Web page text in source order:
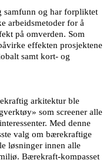
og har forpliktet
arbeidsmetoder for å
på omverden. Som
effekten prosjektene
samt kort- og
arkitektur ble
som screener alle
Med denne
valg om bærekraftige
løsninger innen alle
Bærekraft-kompasset